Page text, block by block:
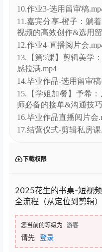
体.mp4
09.【第4课】内容思维
10.作业3-选用留审稿
11.嘉宾分享-橙子：躺
视频的高效创作&选用
12.作业4-直播阅片会.mp4
13.【第5课】剪辑美学
感拉满.mp4
14.毕业作品-选用留审稿
15.【学姐加餐】予希
师必备的接单&沟通技巧
全流程（从定位到剪辑）​
您当前的等级为 游客